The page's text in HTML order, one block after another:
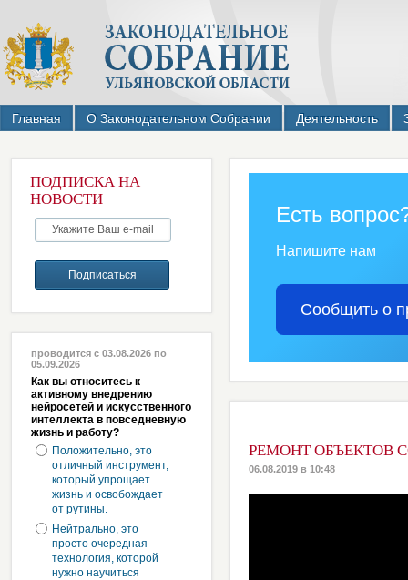
Главная О Законодательном Собрании Деятельность
ПОДПИСКА НА
НОВОСТИ
проводится с 03.08.2026 по
05.09.2026
Как вы относитесь к
активному внедрению
нейросетей и искусственного
интеллекта в повседневную
жизнь и работу?
Положительно, это
отличный инструмент,
который упрощает
жизнь и освобождает
от рутины.
Нейтрально, это
просто очередная
технология, которой
нужно научиться
Есть
Напишите нам
Сообщить о
РЕМОНТ ОБЪЕКТОВ
06.08.2019 в 10:48